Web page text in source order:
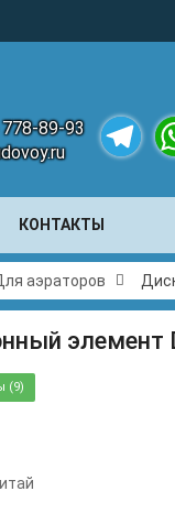
89-93
КОНТАКТЫ
аэраторов
элемент
(9)